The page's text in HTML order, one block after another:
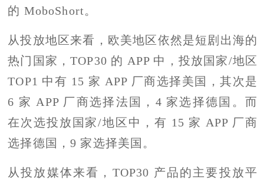
的 MoboShort。
从投放地区来看，欧美地区依然是短剧出海的
热门国家，TOP30 的 APP 中，投放国家/地区
TOP1 中有 15 家 APP 厂商选择美国，其次是
6 家 APP 厂商选择法国，4 家选择德国。而
在次选投放国家/地区中，有 15 家 APP 厂商
选择德国，9 家选择美国。
从投放媒体来看，TOP30 产品的主要投放平